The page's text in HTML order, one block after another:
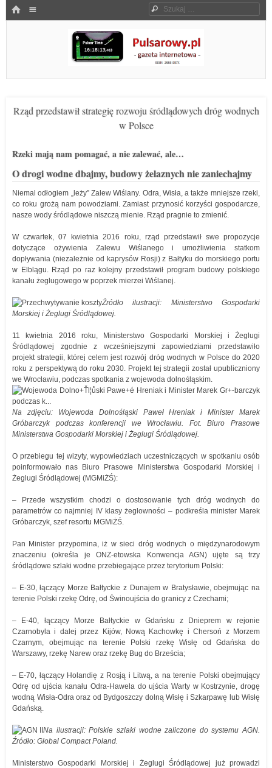
HOME Szukaj
Pulsarowy.pl
Rząd przedstawił strategię rozwoju śródlądowych dróg wodnych
w Polsce
Rzeki mają nam pomagać, a nie zalewać, ale…
O drogi wodne dbajmy, budowy żelaznych nie zaniechajmy
Niemal odłogiem „leży” Zalew Wiślany. Odra, Wisła, a także mniejsze rzeki,
co roku grożą nam powodziami. Zamiast przynosić korzyści gospodarcze,
nasze wody śródlądowe niszczą mienie. Rząd pragnie to zmienić.
W czwartek, 07 kwietnia 2016 roku, rząd przedstawił swe propozycje
dotyczące ożywienia Zalewu Wiślanego i umożliwienia statkom
dopływania (niezależnie od kaprysów Rosji) z Bałtyku do morskiego portu
w Elblągu. Rząd po raz kolejny przedstawił program budowy polskiego
kanału żeglugowego w poprzek mierzei Wiślanej.
Źródło ilustracji: Ministerstwo Gospodarki
Morskiej i Żeglugi Śródlądowej.
11 kwietnia 2016 roku, Ministerstwo Gospodarki Morskiej i Żeglugi
Śródlądowej zgodnie z wcześniejszymi zapowiedziami przedstawiło
projekt strategii, której celem jest rozwój dróg wodnych w Polsce do 2020
roku z perspektywą do roku 2030. Projekt tej strategii został upubliczniony
we Wrocławiu, podczas spotkania z wojewoda dolnośląskim.
Na zdjęciu: Wojewoda Dolnośląski Paweł Hreniak i Minister Marek
Gróbarczyk podczas konferencji we Wrocławiu. Fot. Biuro Prasowe
Ministerstwa Gospodarki Morskiej i Żeglugi Śródlądowej.
O przebiegu tej wizyty, wypowiedziach uczestniczących w spotkaniu osób
poinformowało nas Biuro Prasowe Ministerstwa Gospodarki Morskiej i
Żeglugi Śródlądowej (MGMiŻŚ):
– Przede wszystkim chodzi o dostosowanie tych dróg wodnych do
parametrów co najmniej IV klasy żeglowności – podkreśla minister Marek
Gróbarczyk, szef resortu MGMiŻŚ.
Pan Minister przypomina, iż w sieci dróg wodnych o międzynarodowym
znaczeniu (określa je ONZ-etowska Konwencja AGN) ujęte są trzy
śródlądowe szlaki wodne przebiegające przez terytorium Polski:
– E-30, łączący Morze Bałtyckie z Dunajem w Bratysławie, obejmując na
terenie Polski rzekę Odrę, od Świnoujścia do granicy z Czechami;
– E-40, łączący Morze Bałtyckie w Gdańsku z Dnieprem w rejonie
Czarnobyla i dalej przez Kijów, Nową Kachowkę i Chersoń z Morzem
Czarnym, obejmując na terenie Polski rzekę Wisłę od Gdańska do
Warszawy, rzekę Narew oraz rzekę Bug do Brześcia;
– E-70, łączący Holandię z Rosją i Litwą, a na terenie Polski obejmujący
Odrę od ujścia kanału Odra-Hawela do ujścia Warty w Kostrzynie, drogę
wodną Wisła-Odra oraz od Bydgoszczy dolną Wisłę i Szkarpawę lub Wisłę
Gdańską.
Na ilustracji: Polskie szlaki wodne zaliczone do systemu AGN.
Źródło: Global Compact Poland.
Ministerstwo Gospodarki Morskiej i Żeglugi Śródlądowej już prowadzi